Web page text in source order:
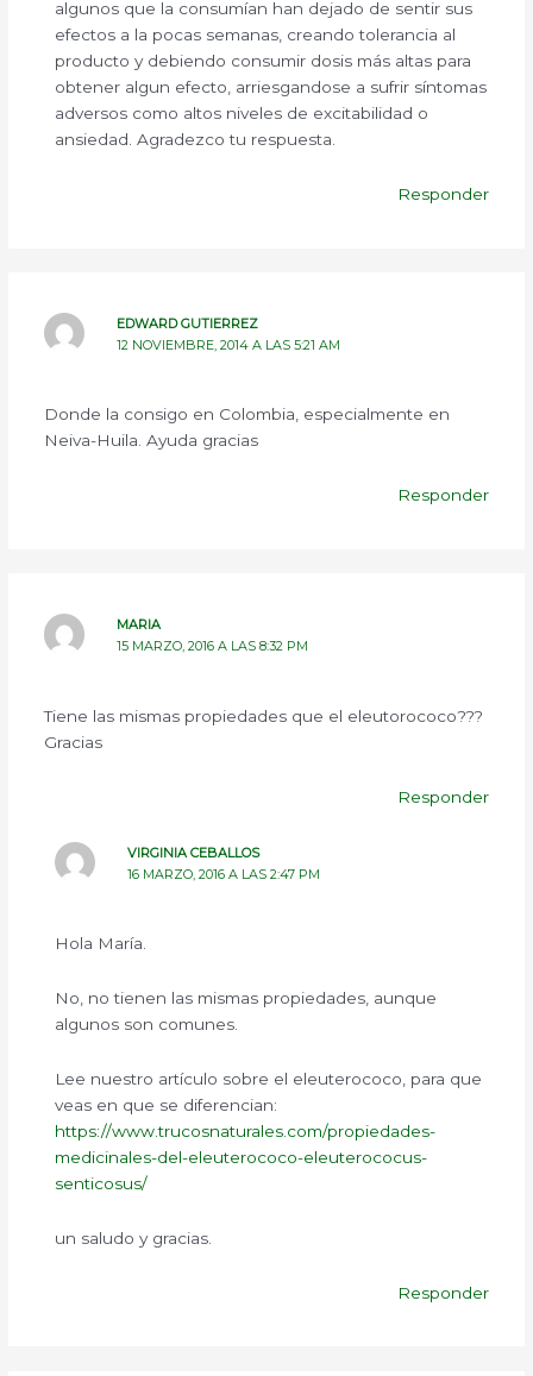
algunos que la consumían han dejado de sentir sus
efectos a la pocas semanas, creando tolerancia al
producto y debiendo consumir dosis más altas para
obtener algun efecto, arriesgandose a sufrir síntomas
adversos como altos niveles de excitabilidad o
ansiedad. Agradezco tu respuesta.
Responder
EDWARD GUTIERREZ
12 NOVIEMBRE, 2014 A LAS 5:21 AM
Donde la consigo en Colombia, especialmente en
Neiva-Huila. Ayuda gracias
Responder
MARIA
15 MARZO, 2016 A LAS 8:32 PM
Tiene las mismas propiedades que el eleutorococo???
Gracias
Responder
VIRGINIA CEBALLOS
16 MARZO, 2016 A LAS 2:47 PM
Hola María.
No, no tienen las mismas propiedades, aunque
algunos son comunes.
Lee nuestro artículo sobre el eleuterococo, para que
veas en que se diferencian:
https://www.trucosnaturales.com/propiedades-
medicinales-del-eleuterococo-eleuterococus-
senticosus/
un saludo y gracias.
Responder